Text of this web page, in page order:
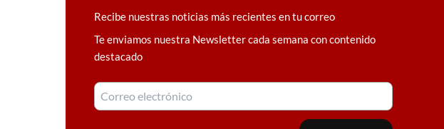
Recibe nuestras noticias más recientes en tu correo
Te enviamos nuestra Newsletter cada semana con contenido
destacado